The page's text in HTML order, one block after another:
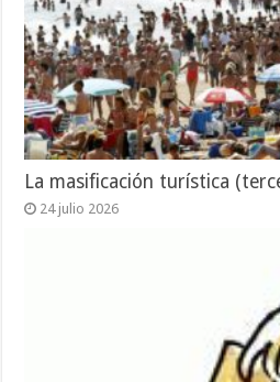
La masificación turística
24 julio 2026